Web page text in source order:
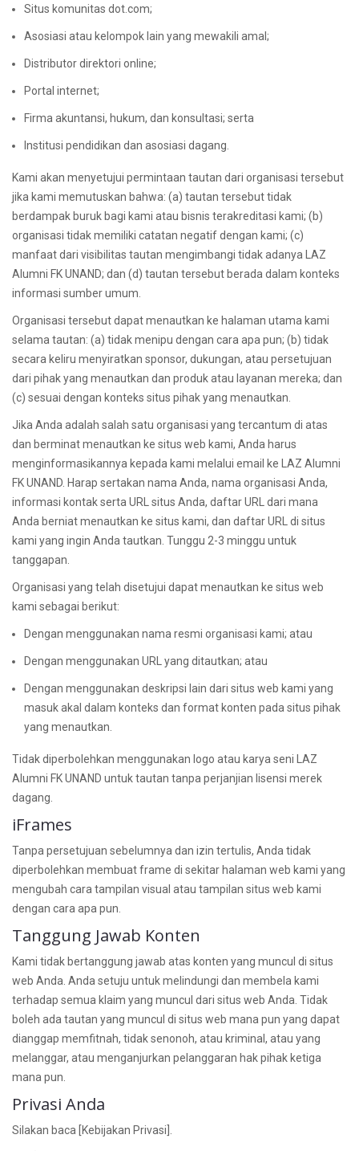
Situs komunitas dot.com;
Asosiasi atau kelompok lain yang mewakili amal;
Distributor direktori online;
Portal internet;
Firma akuntansi, hukum, dan konsultasi; serta
Institusi pendidikan dan asosiasi dagang.
Kami akan menyetujui permintaan tautan dari organisasi tersebut
jika kami memutuskan bahwa: (a) tautan tersebut tidak
berdampak buruk bagi kami atau bisnis terakreditasi kami; (b)
organisasi tidak memiliki catatan negatif dengan kami; (c)
manfaat dari visibilitas tautan mengimbangi tidak adanya LAZ
Alumni FK UNAND; dan (d) tautan tersebut berada dalam konteks
informasi sumber umum.
Organisasi tersebut dapat menautkan ke halaman utama kami
selama tautan: (a) tidak menipu dengan cara apa pun; (b) tidak
secara keliru menyiratkan sponsor, dukungan, atau persetujuan
dari pihak yang menautkan dan produk atau layanan mereka; dan
(c) sesuai dengan konteks situs pihak yang menautkan.
Jika Anda adalah salah satu organisasi yang tercantum di atas
dan berminat menautkan ke situs web kami, Anda harus
menginformasikannya kepada kami melalui email ke LAZ Alumni
FK UNAND. Harap sertakan nama Anda, nama organisasi Anda,
informasi kontak serta URL situs Anda, daftar URL dari mana
Anda berniat menautkan ke situs kami, dan daftar URL di situs
kami yang ingin Anda tautkan. Tunggu 2-3 minggu untuk
tanggapan.
Organisasi yang telah disetujui dapat menautkan ke situs web
kami sebagai berikut:
Dengan menggunakan nama resmi organisasi kami; atau
Dengan menggunakan URL yang ditautkan; atau
Dengan menggunakan deskripsi lain dari situs web kami yang
masuk akal dalam konteks dan format konten pada situs pihak
yang menautkan.
Tidak diperbolehkan menggunakan logo atau karya seni LAZ
Alumni FK UNAND untuk tautan tanpa perjanjian lisensi merek
dagang.
iFrames
Tanpa persetujuan sebelumnya dan izin tertulis, Anda tidak
diperbolehkan membuat frame di sekitar halaman web kami yang
mengubah cara tampilan visual atau tampilan situs web kami
dengan cara apa pun.
Tanggung Jawab Konten
Kami tidak bertanggung jawab atas konten yang muncul di situs
web Anda. Anda setuju untuk melindungi dan membela kami
terhadap semua klaim yang muncul dari situs web Anda. Tidak
boleh ada tautan yang muncul di situs web mana pun yang dapat
dianggap memfitnah, tidak senonoh, atau kriminal, atau yang
melanggar, atau menganjurkan pelanggaran hak pihak ketiga
mana pun.
Privasi Anda
Silakan baca [Kebijakan Privasi].